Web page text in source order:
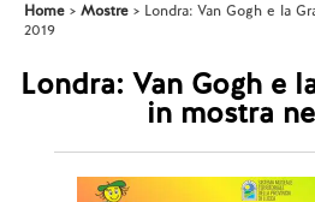
Home Mostre
Londra: Van Gogh e la
2019
Londra: Van Gogh e
in mostra